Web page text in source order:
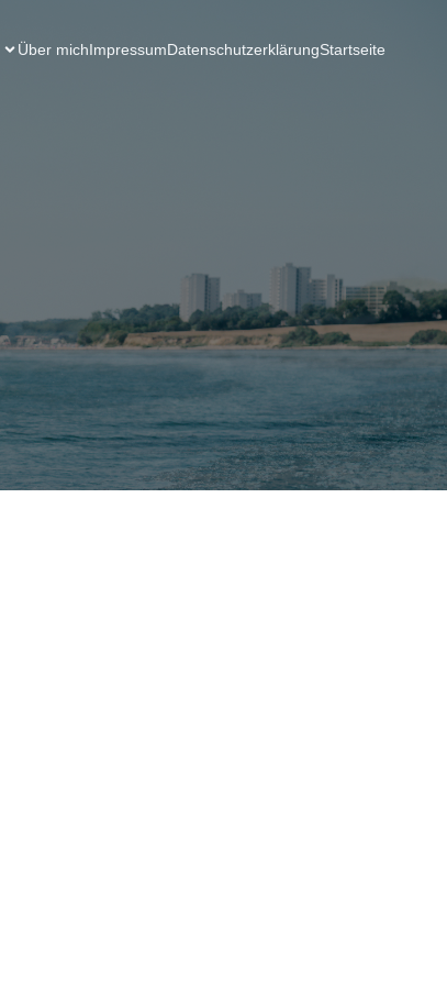
Über michImpressumDatenschutzerklärungStartseite